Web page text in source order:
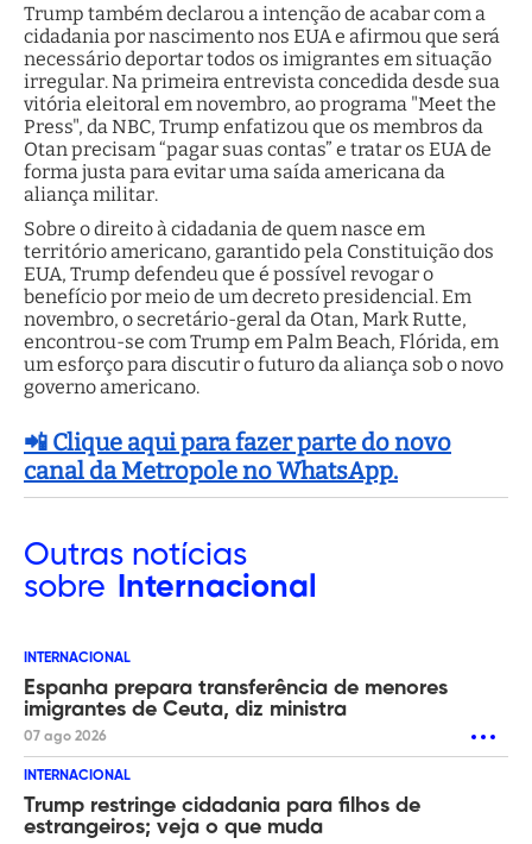
Trump também declarou a intenção de acabar com a
cidadania por nascimento nos EUA e afirmou que será
necessário deportar todos os imigrantes em situação
irregular. Na primeira entrevista concedida desde sua
vitória eleitoral em novembro, ao programa "Meet the
Press", da NBC, Trump enfatizou que os membros da
Otan precisam “pagar suas contas” e tratar os EUA de
forma justa para evitar uma saída americana da
aliança militar.
Sobre o direito à cidadania de quem nasce em
território americano, garantido pela Constituição dos
EUA, Trump defendeu que é possível revogar o
benefício por meio de um decreto presidencial. Em
novembro, o secretário-geral da Otan, Mark Rutte,
encontrou-se com Trump em Palm Beach, Flórida, em
um esforço para discutir o futuro da aliança sob o novo
governo americano.
📲 Clique aqui para fazer parte do novo
canal da Metropole no WhatsApp.
Outras notícias
sobre
Internacional
INTERNACIONAL
Espanha prepara transferência de menores
imigrantes de Ceuta, diz ministra
07 ago 2026
INTERNACIONAL
Trump restringe cidadania para filhos de
estrangeiros; veja o que muda